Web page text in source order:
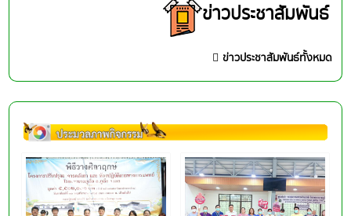
ข่าวประชาสัมพันธ์
ข่าวประชาสัมพันธ์ทั้งหมด